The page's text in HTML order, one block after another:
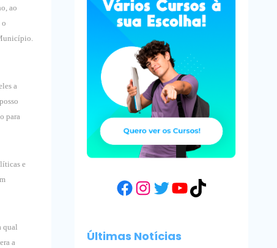
ao
o
a
para
e
qual
a
Facebook
Instagram
Twitter
YouTube
TikTok
Últimas Notícias